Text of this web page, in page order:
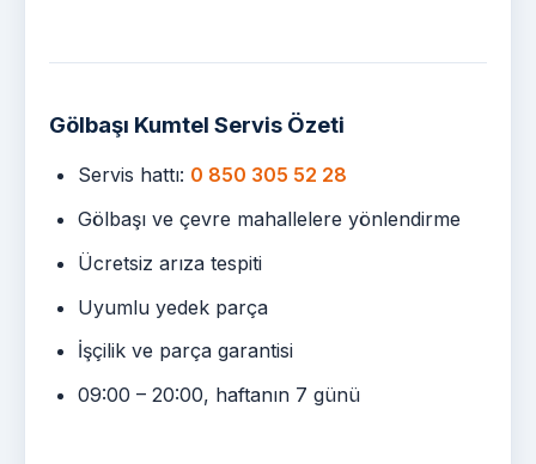
Gölbaşı Kumtel Servis Özeti
Servis hattı: 0 850 305 52 28
Gölbaşı ve çevre mahallelere yönlendirme
Ücretsiz arıza tespiti
Uyumlu yedek parça
İşçilik ve parça garantisi
09:00 – 20:00, haftanın 7 günü